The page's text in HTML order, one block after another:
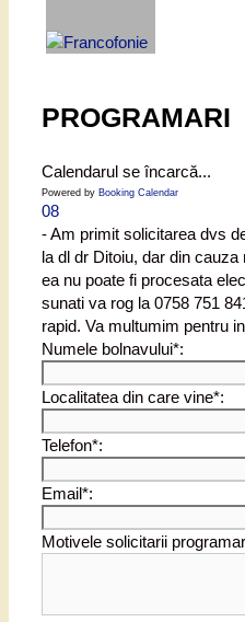
PROGRAMARI
Calendarul se încarcă...
Powered by Booking Calendar
08
- Am primit solicitarea dvs
la dl dr Ditoiu, dar din
ea nu poate fi procesata
sunati va rog la 0758 751
rapid. Va multumim pentru
Numele bolnavului*:
Localitatea din care vine*:
Telefon*:
Email*:
Motivele solicitarii